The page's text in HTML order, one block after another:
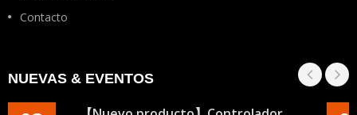
Contacto
NUEVAS & EVENTOS